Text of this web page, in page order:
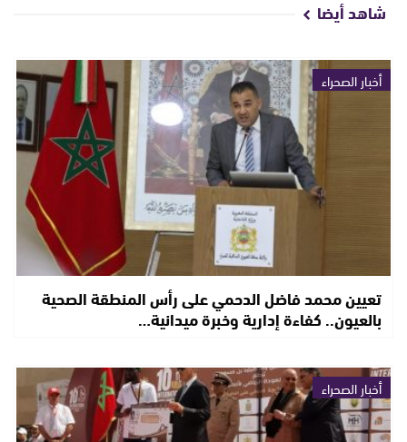
شاهد أيضا
أخبار الصحراء
تعيين محمد فاضل الدحمي على رأس المنطقة الصحية
بالعيون.. كفاءة إدارية وخبرة ميدانية…
أخبار الصحراء